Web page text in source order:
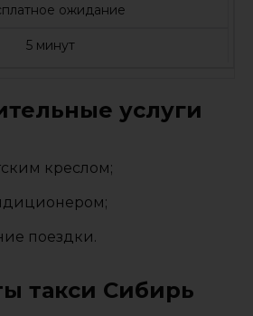
ожидание
5 минут
услуги
креслом;
поездки.
такси Сибирь